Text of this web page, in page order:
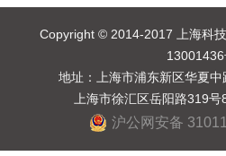
Copyright © 2014-2017 上海科
地址：上海市浦东新区华夏
上海市徐汇区岳阳路319
沪公网安备